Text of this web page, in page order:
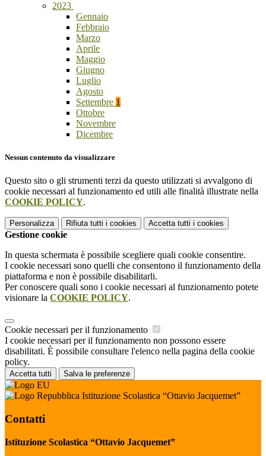
2023
Gennaio
Febbraio
Marzo
Aprile
Maggio
Giugno
Luglio
Agosto
Settembre 1
Ottobre
Novembre
Dicembre
Nessun contenuto da visualizzare
Questo sito o gli strumenti terzi da questo utilizzati si avvalgono di
cookie necessari al funzionamento ed utili alle finalità illustrate nella
COOKIE POLICY.
Personalizza Rifiuta tutti i cookies Accetta tutti i cookies
Gestione cookie
In questa schermata è possibile scegliere quali cookie consentire.
I cookie necessari sono quelli che consentono il funzionamento della
piattaforma e non è possibile disabilitarli.
Per conoscere quali sono i cookie necessari al funzionamento potete
visionare la COOKIE POLICY.
Cookie necessari per il funzionamento
I cookie necessari per il funzionamento non possono essere
disabilitati. È possibile consultare l'elenco nella pagina della cookie
policy.
Accetta tutti Salva le preferenze
Istituzione Scolastica “Ottavio Jacquemet”
Contatti
Istituzione Scolastica “Ottavio Jacquemet”